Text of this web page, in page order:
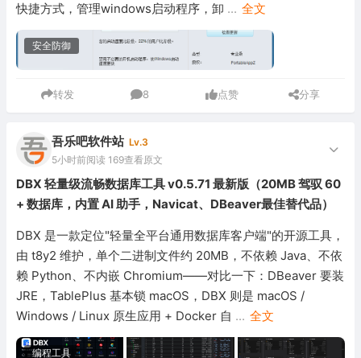
快捷方式，管理windows启动程序，卸 ... 全文
安全防御
转发 8 点赞 分享
吾乐吧软件站 Lv.3
5小时前阅读 169查看原文
DBX 轻量级流畅数据库工具 v0.5.71 最新版（20MB 驾驭 60
+ 数据库，内置 AI 助手，Navicat、DBeaver最佳替代品）
DBX 是一款定位"轻量全平台通用数据库客户端"的开源工具，
由 t8y2 维护，单个二进制文件约 20MB，不依赖 Java、不依
赖 Python、不内嵌 Chromium——对比一下：DBeaver 要装
JRE，TablePlus 基本锁 macOS，DBX 则是 macOS /
Windows / Linux 原生应用 + Docker 自 ... 全文
编程工具